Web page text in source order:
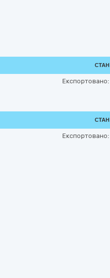
СТАН
Експортовано:
СТАН
Експортовано: